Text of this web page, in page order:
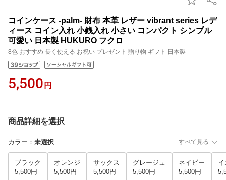
コインケース -palm- 財布 本革 レザー vibrant series レデ
ィース コイン入れ 小銭入れ 小さい コンパクト シンプル
可愛い 日本製 HUKURO フクロ
8色 おすすめ 長く使える お祝い プレゼント 贈り物 ギフト 日本製
5,500 円
商品詳細を選択
カラー ： 未選択 すべて見る
ブラック
5,500円
オレンジ
5,500円
サックス
5,500円
グレージュ
5,500円
ネイビー
5,500円